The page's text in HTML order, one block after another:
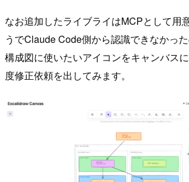
なお追加したライブライはMCPとして用
うでClaude Code側から認識できなかった
構成図に使いたいアイコンをキャンバス
度修正依頼を出してみます。